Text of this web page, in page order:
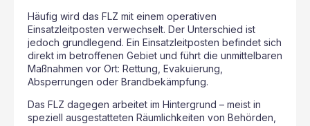
Häufig wird das FLZ mit einem operativen
Einsatzleitposten verwechselt. Der Unterschied ist
jedoch grundlegend. Ein Einsatzleitposten befindet sich
direkt im betroffenen Gebiet und führt die unmittelbaren
Maßnahmen vor Ort: Rettung, Evakuierung,
Absperrungen oder Brandbekämpfung.
Das FLZ dagegen arbeitet im Hintergrund – meist in
speziell ausgestatteten Räumlichkeiten von Behörden,